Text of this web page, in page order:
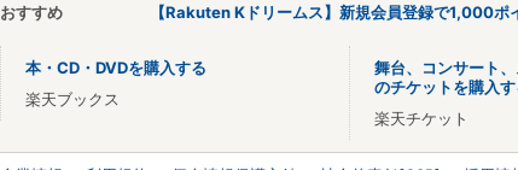
おすすめ 【Rakuten Kドリームス】新規会員登録で1,000ポ
本・CD・DVDを購入する
楽天ブックス
舞台、コンサート
のチケットを購入す
楽天チケット